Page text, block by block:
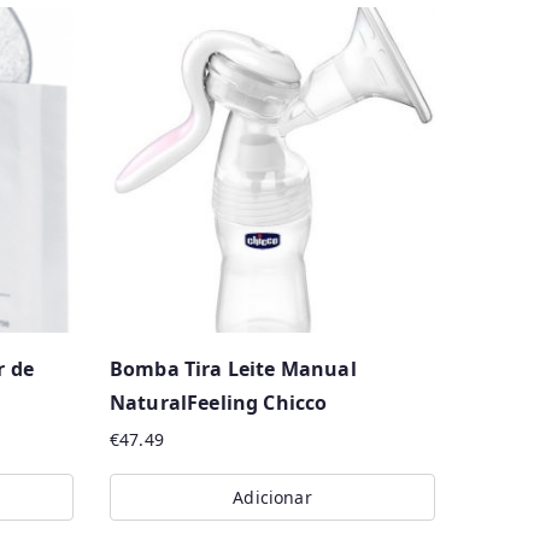
de
Bomba Tira Leite Manual
NaturalFeeling Chicco
€47.49
Adicionar